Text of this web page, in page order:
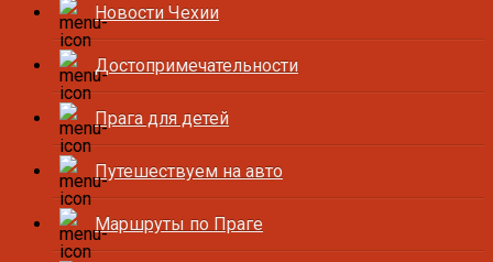
Новости Чехии
Достопримечательности
Прага для детей
Путешествуем на авто
Маршруты по Праге